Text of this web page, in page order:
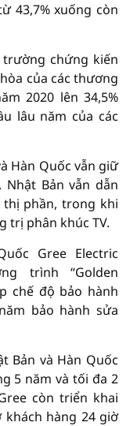
43,7% xuống còn
chứng kiến
của các thương
2020 lên 34,5%
lâu năm của các
Hàn Quốc vẫn giữ
Bản vẫn dẫn
phần, trong khi
trị phân khúc TV.
Gree Electric
trình “Golden
chế độ bảo hành
bảo hành sửa
Bản và Hàn Quốc
5 năm và tối đa 2
còn triển khai
khách hàng 24 giờ